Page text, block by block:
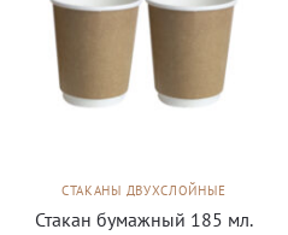
СТАКАНЫ ДВУХСЛОЙНЫЕ
Стакан бумажный 185 мл.